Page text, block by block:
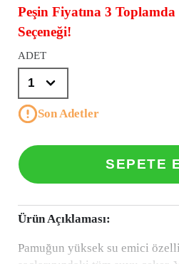
Peşin Fiyatına 3
Seçeneği!
ADET
Son Adetler
SEPETE
Ürün Açıklaması:
Pamuğun yüksek su emici